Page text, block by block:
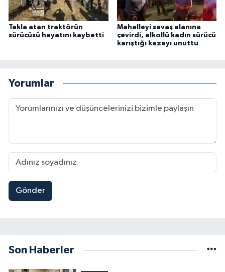
Takla atan traktörün
sürücüsü hayatını kaybetti
Mahalleyi savaş alanına
çevirdi, alkollü kadın sürücü
karıştığı kazayı unuttu
Yorumlar
Gönder
Son Haberler